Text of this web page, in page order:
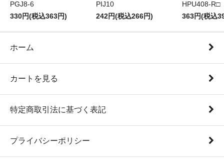
PGJ8-6
330円(税込363円)
PIJ10
242円(税込266円)
HPU408-R□
363円(税込
ホーム
カートを見る
特定商取引法に基づく表記
プライバシーポリシー